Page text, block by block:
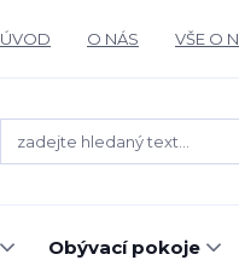
ÚVOD O NÁS VŠE O
Obývací pokoje